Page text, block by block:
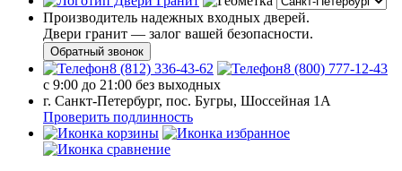
Производитель надежных входных дверей.
Двери гранит — залог вашей безопасности.
Обратный звонок
8 (812) 336-43-62
8 (800) 777-12-43
с 9:00 до 21:00 без выходных
г. Санкт-Петербург, пос. Бугры, Шоссейная 1А
Проверить подлинность